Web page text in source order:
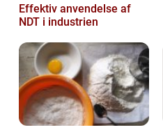
Effektiv anvendelse af
NDT i industrien